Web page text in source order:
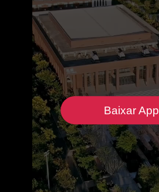
Baixar App